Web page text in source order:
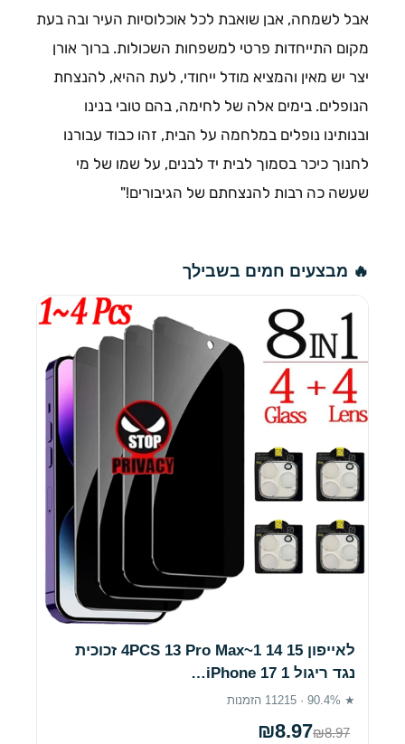
אבל לשמחה, אבן שואבת לכל אוכלוסיות העיר ובה בעת
מקום התייחדות פרטי למשפחות השכולות. ברוך אורן
יצר יש מאין והמציא מודל ייחודי, לעת ההיא, להנצחת
הנופלים. בימים אלה של לחימה, בהם טובי בנינו
ובנותינו נופלים במלחמה על הבית, זהו כבוד עבורנו
לחנוך כיכר בסמוך לבית יד לבנים, על שמו של מי
שעשה כה רבות להנצחתם של הגיבורים!"
🔥 מבצעים חמים בשבילך
לאייפון 15 14 1~4PCS 13 Pro Max זכוכית
נגד ריגול iPhone 17 1…
★ 90.4% · 11215 הזמנות
₪8.97₪8.97